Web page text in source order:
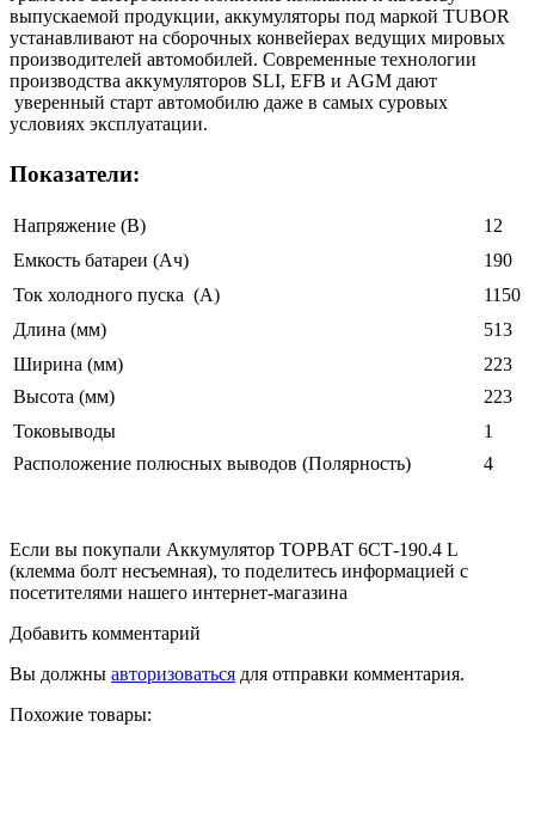
выпускаемой продукции, аккумуляторы под маркой TUBOR
устанавливают на сборочных конвейерах ведущих мировых
производителей автомобилей. Современные технологии
производства аккумуляторов SLI, EFB и AGM дают
уверенный старт автомобилю даже в самых суровых
условиях эксплуатации.
Показатели:
Напряжение (В)
12
Емкость батареи (Ач)
190
Ток холодного пуска (A)
1150
Длина (мм)
513
Ширина (мм)
223
Высота (мм)
223
Токовыводы
1
Расположение полюсных выводов (Полярность)
4
Если вы покупали Аккумулятор TOPBAT 6СТ-190.4 L
(клемма болт несъемная), то поделитесь информацией с
посетителями нашего интернет-магазина
Добавить комментарий
Вы должны авторизоваться для отправки комментария.
Похожие товары: